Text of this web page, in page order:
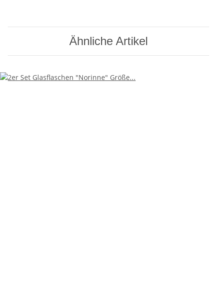
Ähnliche Artikel